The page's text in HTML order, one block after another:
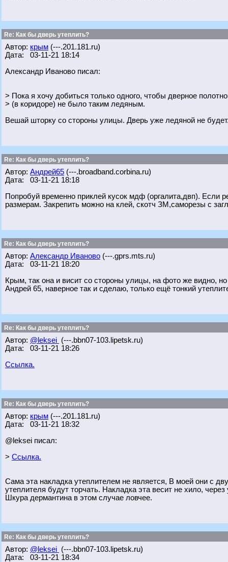
Re: Как бы дверь утеплить?
Автор: крым (---.201.181.ru)
Дата: 03-11-21 18:14
Александр Иваново писал:
> Пока я хочу добиться только одного, чтобы дверное
> (в коридоре) не было таким ледяным.
Вешай шторку со стороны улицы. Дверь уже ледяной не
Re: Как бы дверь утеплить?
Автор: Андрей65 (---.broadband.corbina.ru)
Дата: 03-11-21 18:18
Попробуй временно приклей кусок мдф (оргалита,двп). Если
размерам. Закрепить можно на клей, скотч ЗМ,саморезы с
Re: Как бы дверь утеплить?
Автор: Александр Иваново (---.gprs.mts.ru)
Дата: 03-11-21 18:20
Крым, так она и висит со стороны улицы, на фото же видно,
Андрей 65, наверное так и сделаю, только ещё тонкий
Re: Как бы дверь утеплить?
Автор: @leksei (---.bbn07-103.lipetsk.ru)
Дата: 03-11-21 18:26
Ссылка.
Re: Как бы дверь утеплить?
Автор: крым (---.201.181.ru)
Дата: 03-11-21 18:32
@leksei писал:
> Ссылка.
Сама эта накладка утеплителем не является, В моей они с
утеплителя будут торчать. Накладка эта весит не хило,
Шкура дермантина в этом случае ловчее.
Re: Как бы дверь утеплить?
Автор: @leksei (---.bbn07-103.lipetsk.ru)
Дата: 03-11-21 18:34